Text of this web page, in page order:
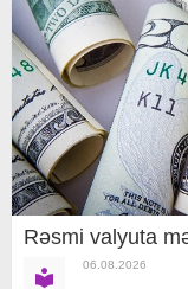
Rəsmi valyuta
06.08.2026